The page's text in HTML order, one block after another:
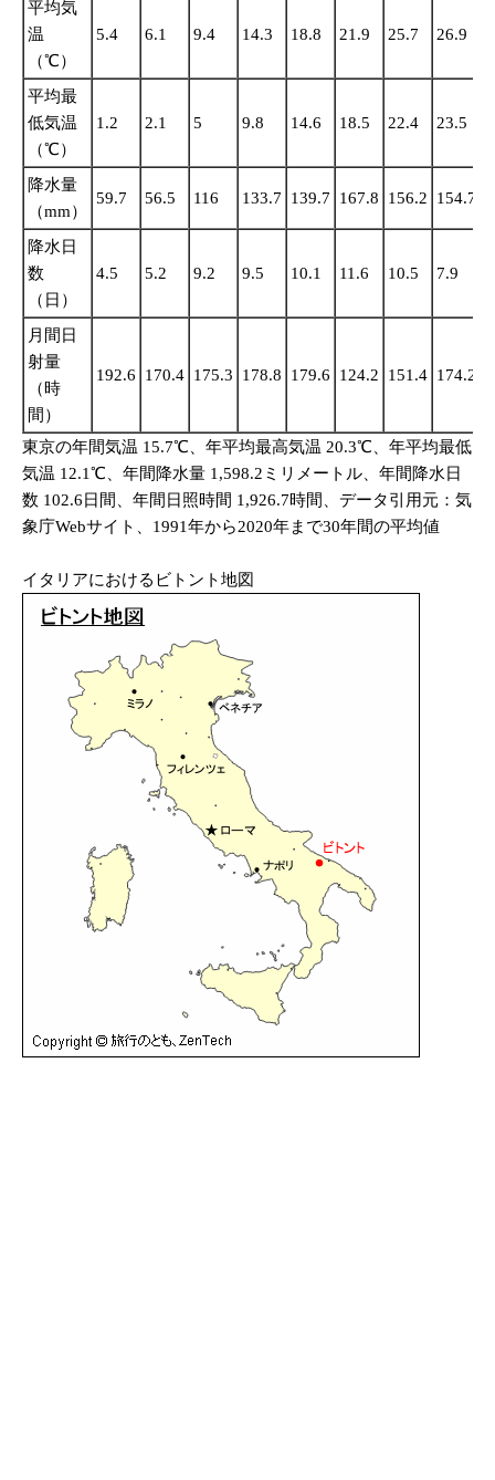
平均気
温
（℃）
5.4 6.1 9.4 14.3 18.8 21.9 25.7 26.9
平均最
低気温
（℃）
1.2 2.1 5 9.8 14.6 18.5 22.4 23.5
降水量
（mm）
59.7 56.5 116 133.7 139.7 167.8 156.2 154.7
降水日
数
（日）
4.5 5.2 9.2 9.5 10.1 11.6 10.5 7.9
月間日
射量
（時
間）
192.6 170.4 175.3 178.8 179.6 124.2 151.4 174.2
東京の年間気温 15.7℃、年平均最高気温 20.3℃、年平均最低
気温 12.1℃、年間降水量 1,598.2ミリメートル、年間降水日
数 102.6日間、年間日照時間 1,926.7時間、データ引用元：気
象庁Webサイト、1991年から2020年まで30年間の平均値
イタリアにおけるビトント地図